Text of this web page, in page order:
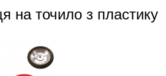
з пластику
на точило з пластику